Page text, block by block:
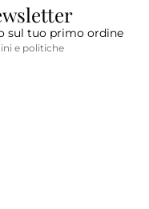
sul tuo primo ordine
e politiche
sulla privacy